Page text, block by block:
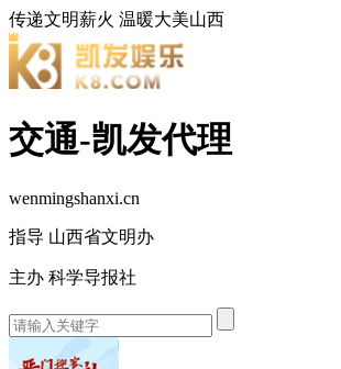
传递文明薪火 温暖大美山西
交通-凯发代理
wenmingshanxi.cn
指导 山西省文明办
主办 科学导报社